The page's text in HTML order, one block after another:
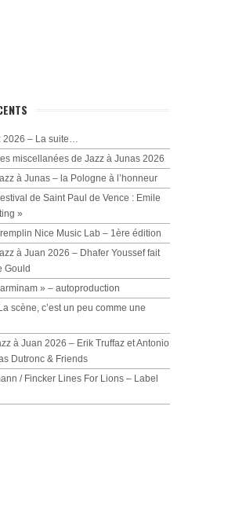
2026 – La suite…
miscellanées de Jazz à Junas 2026
à Junas – la Pologne à l’honneur
de Saint Paul de Vence : Emile
»
Nice Music Lab – 1ère édition
à Juan 2026 – Dhafer Youssef fait
Gould
» – autoproduction
scène, c’est un peu comme une
à Juan 2026 – Erik Truffaz et Antonio
Dutronc & Friends
/ Fincker Lines For Lions – Label